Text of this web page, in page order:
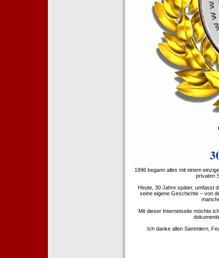
1996 begann alles mit einem
privaten
Heute, 30 Jahre später, umfasst
seine eigene Geschichte – von
Mit dieser Internetseite möchte
Ich danke allen Sammlern,